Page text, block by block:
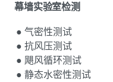
幕墙实验室检测
● 气密性测试
● 抗风压测试
● 飓风循环测试
● 静态水密性测试